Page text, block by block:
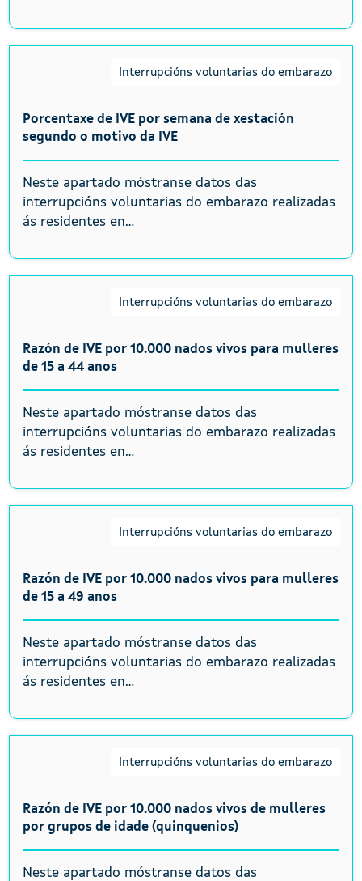
Interrupcións voluntarias do embarazo
Porcentaxe de IVE por semana de xestación
segundo o motivo da IVE
Neste apartado móstranse datos das
interrupcións voluntarias do embarazo realizadas
ás residentes en...
Interrupcións voluntarias do embarazo
Razón de IVE por 10.000 nados vivos para mulleres
de 15 a 44 anos
Neste apartado móstranse datos das
interrupcións voluntarias do embarazo realizadas
ás residentes en...
Interrupcións voluntarias do embarazo
Razón de IVE por 10.000 nados vivos para mulleres
de 15 a 49 anos
Neste apartado móstranse datos das
interrupcións voluntarias do embarazo realizadas
ás residentes en...
Interrupcións voluntarias do embarazo
Razón de IVE por 10.000 nados vivos de mulleres
por grupos de idade (quinquenios)
Neste apartado móstranse datos das